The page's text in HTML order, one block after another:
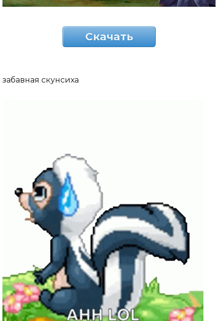
Скачать
забавная скунсиха